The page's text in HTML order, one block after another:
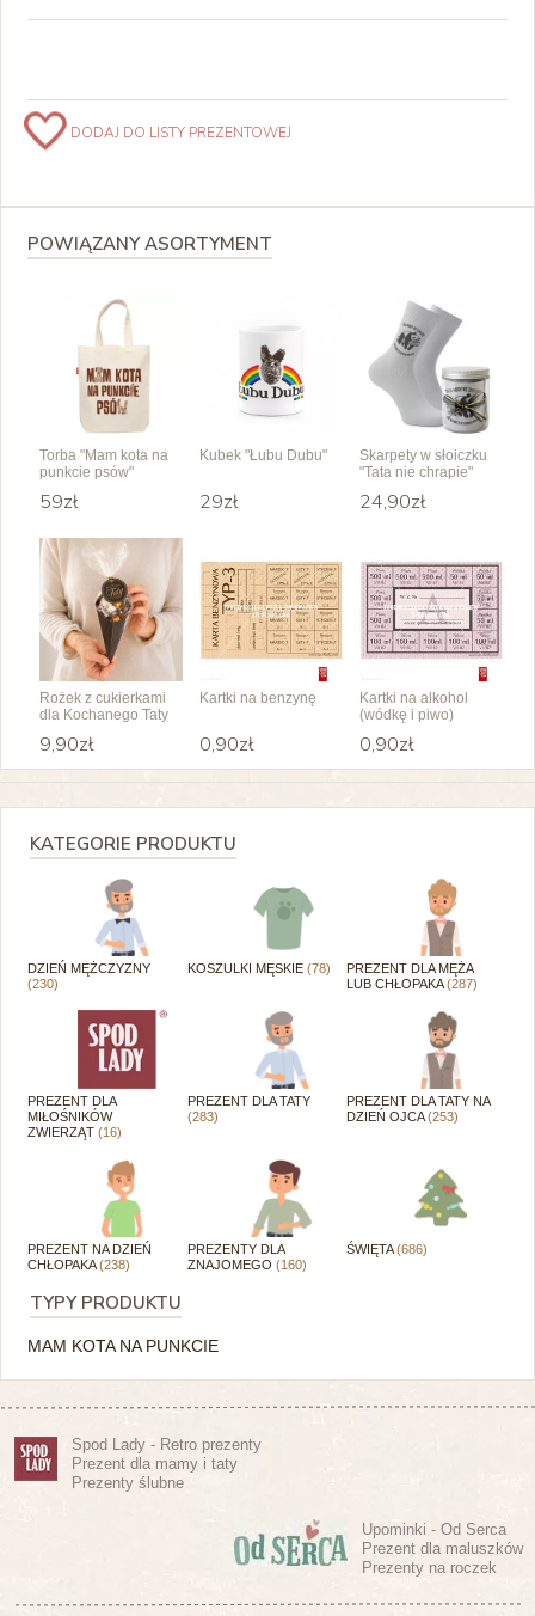
DODAJ DO LISTY PREZENTOWEJ
POWIĄZANY ASORTYMENT
Torba "Mam kota na
punkcie psów"
59zł
Kubek "Łubu Dubu"
29zł
Skarpety w słoiczku
"Tata nie chrapie"
24,90zł
Rożek z cukierkami
dla Kochanego Taty
9,90zł
Kartki na benzynę
0,90zł
Kartki na alkohol
(wódkę i piwo)
0,90zł
KATEGORIE PRODUKTU
DZIEŃ MĘŻCZYZNY
(230)
KOSZULKI MĘSKIE (78)
PREZENT DLA MĘŻA
LUB CHŁOPAKA(287)
PREZENT DLA
MIŁOŚNIKÓW
ZWIERZĄT (16)
PREZENT DLA TATY
(283)
PREZENT DLA TATY NA
DZIEŃ OJCA(253)
PREZENT NA DZIEŃ
CHŁOPAKA(238)
PREZENTY DLA
ZNAJOMEGO (160)
ŚWIĘTA(686)
TYPY PRODUKTU
MAM KOTA NA PUNKCIE
Spod Lady - Retro prezenty
Prezent dla mamy i taty
Prezenty ślubne
Upominki - Od Serca
Prezent dla maluszków
Prezenty na roczek